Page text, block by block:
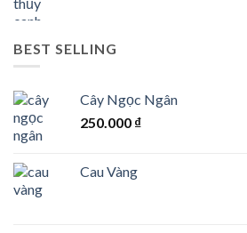
BEST SELLING
Cây Ngọc Ngân
250.000 ₫
Cau Vàng